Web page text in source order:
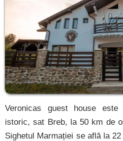
Veronicas guest house este
istoric, sat Breb, la 50 km de
Sighetul Marmației se află la